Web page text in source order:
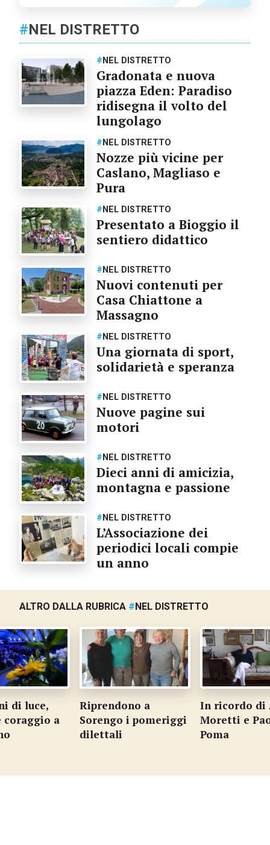
#NEL DISTRETTO
# NEL DISTRETTO
Gradonata e nuova
piazza Eden: Paradiso
ridisegna il volto del
lungolago
# NEL DISTRETTO
Nozze più vicine per
Caslano, Magliaso e
Pura
# NEL DISTRETTO
Presentato a Bioggio il
sentiero didattico
# NEL DISTRETTO
Nuovi contenuti per
Casa Chiattone a
Massagno
# NEL DISTRETTO
Una giornata di sport,
solidarietà e speranza
# NEL DISTRETTO
Nuove pagine sui
motori
# NEL DISTRETTO
Dieci anni di amicizia,
montagna e passione
# NEL DISTRETTO
L’Associazione dei
periodici locali compie
un anno
ALTRO DALLA RUBRICA #NEL DISTRETTO
di luce,
coraggio a
Riprendono a
Sorengo i pomeriggi
dilettali
In ricordo di
Moretti e
Poma